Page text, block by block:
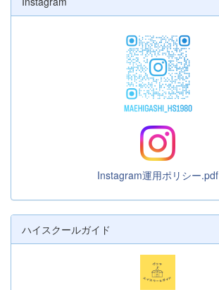
Instagram運用ポリシー.pdf
ハイスクールガイド